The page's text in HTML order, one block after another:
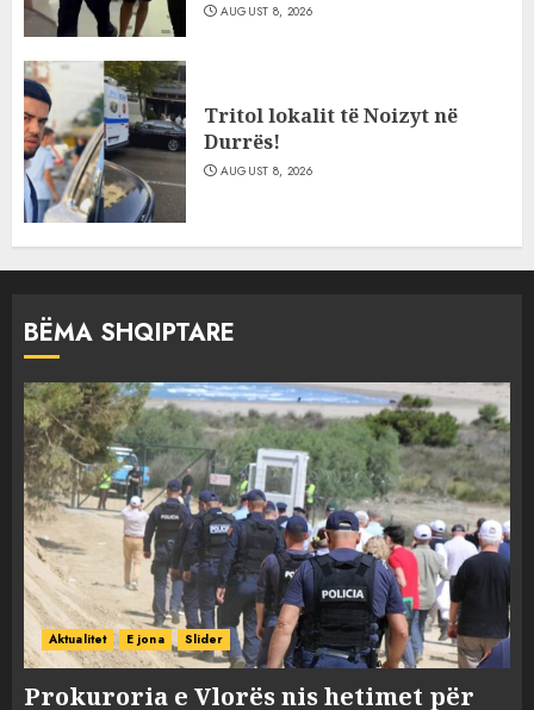
AUGUST 8, 2026
Tritol lokalit të Noizyt në
Durrës!
AUGUST 8, 2026
BËMA SHQIPTARE
Aktualitet E jona Slider
Prokuroria e Vlorës nis hetimet për